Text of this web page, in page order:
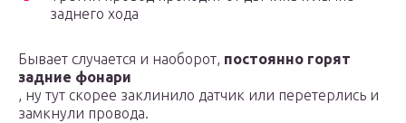
заднего хода
Бывает случается и наоборот, постоянно горят
задние фонари
, ну тут скорее заклинило датчик или перетерлись и
замкнули провода.